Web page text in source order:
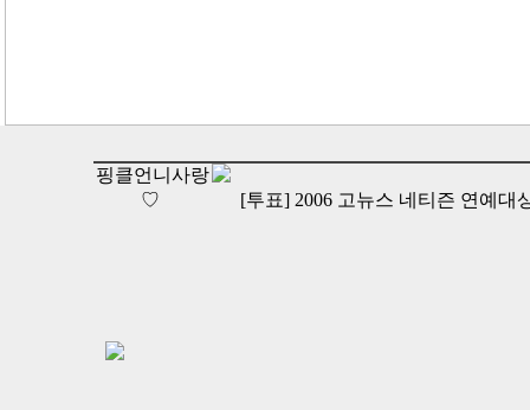
핑클언니사랑
♡
[투표] 2006 고뉴스 네티즌 연예대